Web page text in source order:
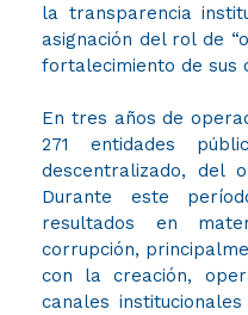
la transparencia
asignación del rol de
fortalecimiento de sus
En tres años de
271 entidades
descentralizado, del
Durante este
resultados en
corrupción,
con la creación,
canales